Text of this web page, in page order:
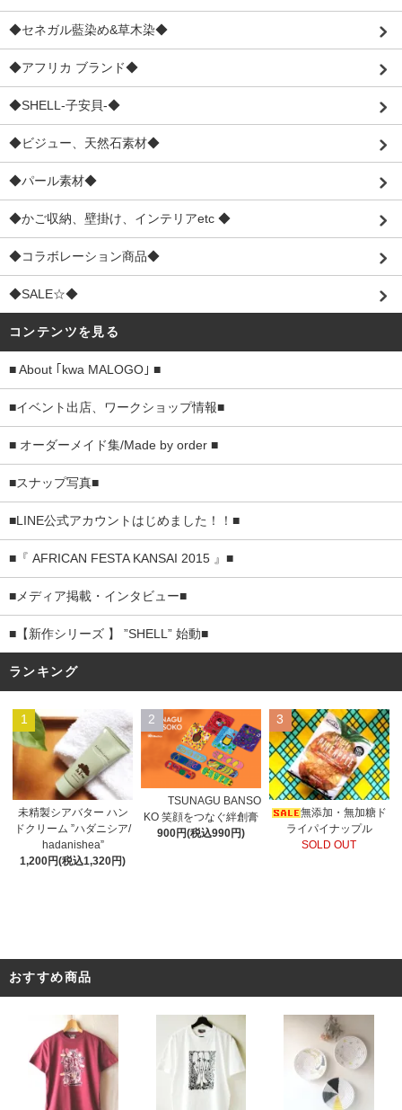
◆セネガル藍染め&草木染◆
◆アフリカ ブランド◆
◆SHELL-子安貝-◆
◆ビジュー、天然石素材◆
◆パール素材◆
◆かご収納、壁掛け、インテリアetc ◆
◆コラボレーション商品◆
◆SALE☆◆
コンテンツを見る
■ About ｢kwa MALOGO｣ ■
■イベント出店、ワークショップ情報■
■ オーダーメイド集/Made by order ■
■スナップ写真■
■LINE公式アカウントはじめました！！■
■『 AFRICAN FESTA KANSAI 2015 』■
■メディア掲載・インタビュー■
■【新作シリーズ 】 ”SHELL” 始動■
ランキング
1
未精製シアバター ハン
ドクリーム ”ハダニシア/
hadanishea”
1,200円(税込1,320円)
2
TSUNAGU BANSO
KO 笑顔をつなぐ絆創膏
900円(税込990円)
3
無添加・無加糖ド
ライパイナップル
SOLD OUT
おすすめ商品